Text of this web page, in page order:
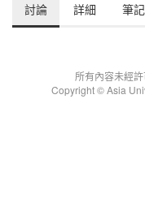
討論 詳細 筆記
所有內容未經
Copyright © Asia